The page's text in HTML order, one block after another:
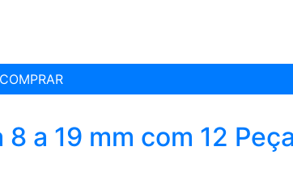
COMPRAR
a 19 mm com 12